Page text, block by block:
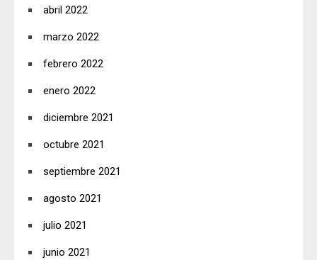
abril 2022
marzo 2022
febrero 2022
enero 2022
diciembre 2021
octubre 2021
septiembre 2021
agosto 2021
julio 2021
junio 2021